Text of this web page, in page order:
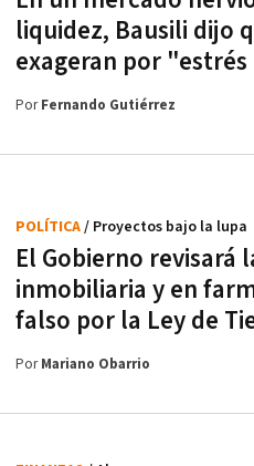
liquidez, Bausili dijo
exageran por
PorFernando Gutiérrez
El Gobierno revisará
inmobiliaria y en
falso por la Ley de
POLÍTICA/ Proyectos bajo la lupa
PorMariano Obarrio